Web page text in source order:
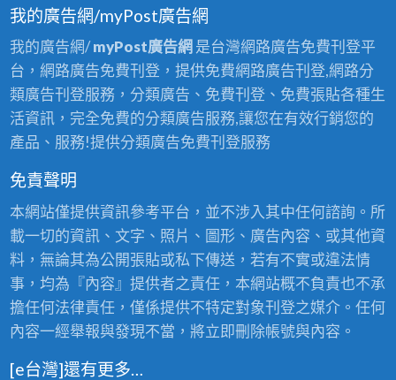
我的廣告網/myPost廣告網
我的廣告網/myPost廣告網 是台灣網路廣告免費刊登平
台，網路廣告免費刊登，提供免費網路廣告刊登,網路分
類廣告刊登服務，分類廣告、免費刊登、免費張貼各種生
活資訊，完全免費的分類廣告服務,讓您在有效行銷您的
產品、服務!提供分類廣告免費刊登服務
免責聲明
本網站僅提供資訊參考平台，並不涉入其中任何諮詢。所
載一切的資訊、文字、照片、圖形、廣告內容、或其他資
料，無論其為公開張貼或私下傳送，若有不實或違法情
事，均為『內容』提供者之責任，本網站概不負責也不承
擔任何法律責任，僅係提供不特定對象刊登之媒介。任何
內容一經舉報與發現不當，將立即刪除帳號與內容。
[e台灣]還有更多…